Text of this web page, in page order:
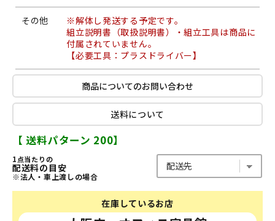
その他
※解体し発送する予定です。
組立説明書（取扱説明書）・組立工具は商品に
付属されていません。
【必要工具：プラスドライバー】
商品についてのお問い合わせ
送料について
【 送料パターン 200】
1点当たりの
配送料の目安
※法人・車上渡しの場合
在庫しているお店